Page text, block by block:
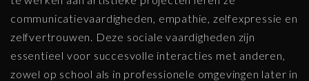
communicatievaardigheden, empathie, zelfexpressie en
zelfvertrouwen. Deze sociale vaardigheden zijn
essentieel voor succesvolle interacties met anderen,
zowel op school als in professionele omgevingen later in